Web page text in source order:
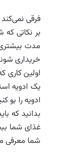
فرقی
بر نکاتی که
مدت
خریداری
اولین کاری
یک ادویه
ادویه را
بدانید که
غذای شما
شما معرفی